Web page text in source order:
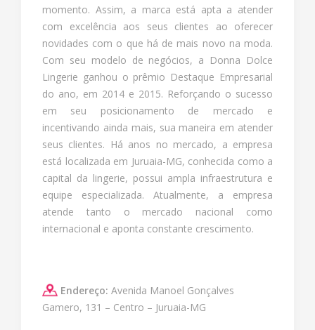
momento. Assim, a marca está apta a atender
com excelência aos seus clientes ao oferecer
novidades com o que há de mais novo na moda.
Com seu modelo de negócios, a Donna Dolce
Lingerie ganhou o prêmio Destaque Empresarial
do ano, em 2014 e 2015. Reforçando o sucesso
em seu posicionamento de mercado e
incentivando ainda mais, sua maneira em atender
seus clientes. Há anos no mercado, a empresa
está localizada em Juruaia-MG, conhecida como a
capital da lingerie, possui ampla infraestrutura e
equipe especializada. Atualmente, a empresa
atende tanto o mercado nacional como
internacional e aponta constante crescimento.
Endereço: Avenida Manoel Gonçalves
Gamero, 131 – Centro – Juruaia-MG